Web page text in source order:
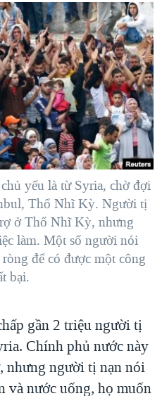
CỦA MỸ: QUÁ KHỨ VÀ HIỆN
DẢI GAZA
'BÊN THẮNG CUỘC'
NAM
PHỦ VIỆT NAM
TRỘM HẢI SÂM
TỪ NÔNG THÔN MỸ
yếu là từ Syria, chờ đợi
Thổ Nhĩ Kỳ. Người tị
ở Thổ Nhĩ Kỳ, nhưng
làm. Một số người nói
để có được một công
bại.
gần 2 triệu người tị
Chính phủ nước này
nhưng người tị nạn nói
và nước uống, họ muốn